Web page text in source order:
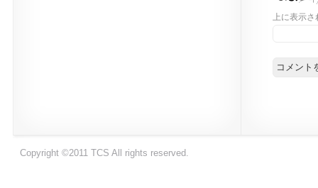
上に表示
Copyright ©2011 TCS All rights reserved.